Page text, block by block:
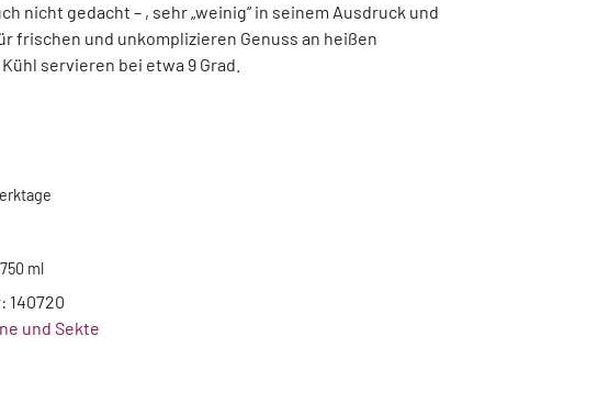
nicht gedacht – , sehr „weinig“ in seinem Ausdruck und
frischen und unkomplizieren Genuss an heißen
servieren bei etwa 9 Grad.
ml
140720
und Sekte